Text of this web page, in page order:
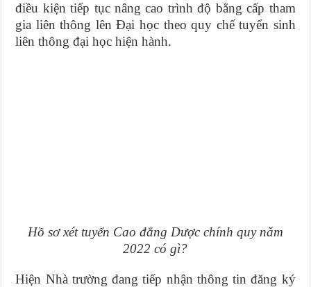
điều kiện tiếp tục nâng cao trình độ bằng cấp tham
gia liên thông lên Đại học theo quy chế tuyển sinh
liên thông đại học hiện hành.
Hồ sơ xét tuyển Cao đẳng Dược chính quy năm
2022 có gì?
Hiện Nhà trường đang tiếp nhận thông tin đăng ký